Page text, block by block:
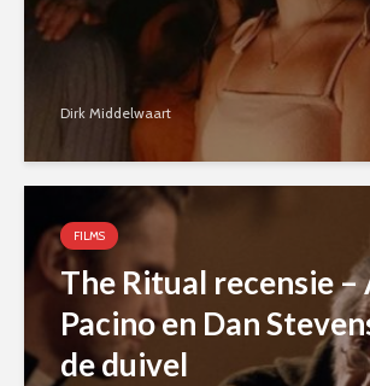
Dirk Middelwaart
FILMS
The Ritual recensie –
Pacino en Dan
de duivel